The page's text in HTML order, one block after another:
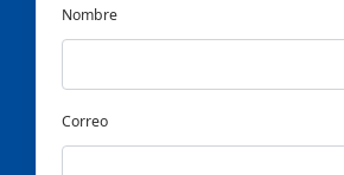
Nombre
Correo